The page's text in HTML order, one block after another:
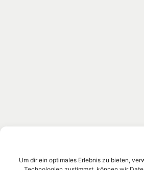
Um dir ein optimales Erlebnis zu bieten,